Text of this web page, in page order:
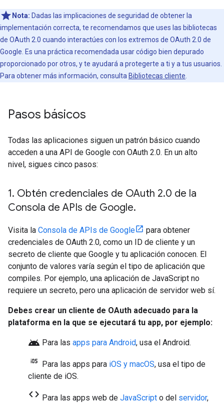
Nota: Dadas las implicaciones de seguridad de obtener la
implementación correcta, te recomendamos que uses las bibliotecas
de OAuth 2.0 cuando interactúes con los extremos de OAuth 2.0 de
Google. Es una práctica recomendada usar código bien depurado
proporcionado por otros, y te ayudará a protegerte a ti y a tus usuarios.
Para obtener más información, consulta Bibliotecas cliente
Pasos básicos
Todas las aplicaciones siguen un patrón básico cuando
acceden a una API de Google con OAuth 2.0. En un alto
nivel, sigues cinco pasos:
1. Obtén credenciales de OAuth 2.0 de la
Consola de APIs de Google.
Visita la Consola de APIs de Google
para obtener
credenciales de OAuth 2.0, como un ID de cliente y un
secreto de cliente que Google y tu aplicación conocen. El
conjunto de valores varía según el tipo de aplicación que
compiles. Por ejemplo, una aplicación de JavaScript no
requiere un secreto, pero una aplicación de servidor web sí.
Debes crear un cliente de OAuth adecuado para la
plataforma en la que se ejecutará tu app, por ejemplo:
android Para las apps para Android, usa el Android.
Para las apps para iOS y macOS, usa el tipo de
cliente de iOS.
code Para las apps web de JavaScript o del servidor,